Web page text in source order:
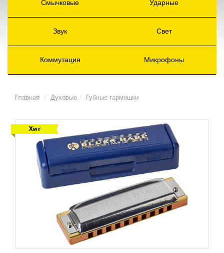
Звук Свет
Коммутация Микрофоны
Главная Духовые Губные гармошки